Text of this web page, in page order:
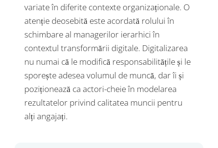
variate în diferite contexte organizaționale. O
atenție deosebită este acordată rolului în
schimbare al managerilor ierarhici în
contextul transformării digitale. Digitalizarea
nu numai că le modifică responsabilitățile și le
sporește adesea volumul de muncă, dar îi și
poziționează ca actori-cheie în modelarea
rezultatelor privind calitatea muncii pentru
alți angajați.